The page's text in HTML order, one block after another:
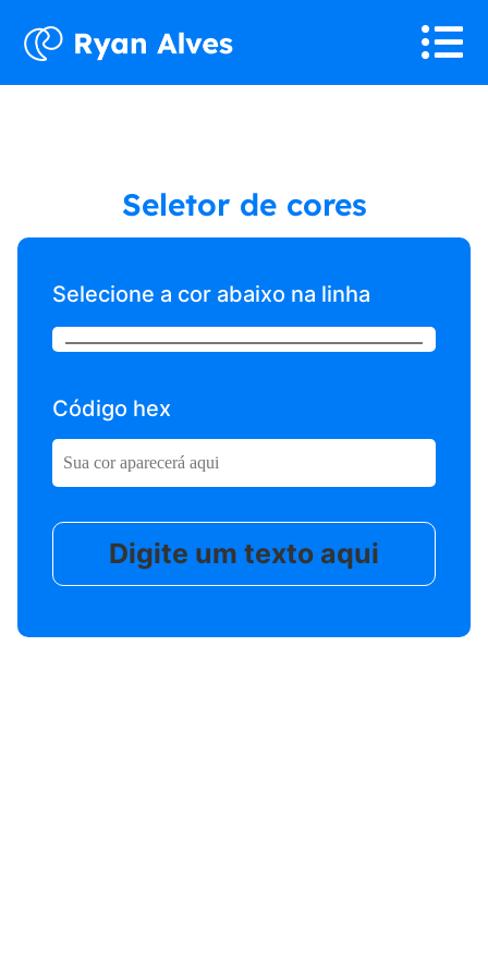
Seletor de cores
Selecione a cor abaixo na linha
Código hex
Digite um texto aqui